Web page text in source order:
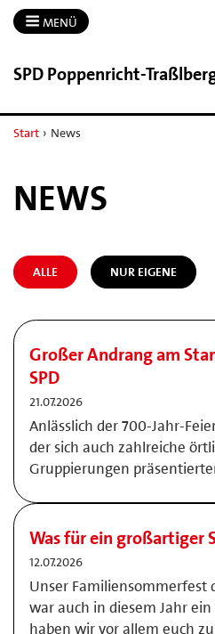
MENÜ
SPD Poppenricht-​
Start › News
NEWS
ALLE NUR EIGENE
Großer Andrang am
SPD
21.07.2026
Anlässlich der 700-Jahr-
der sich auch zahlreiche
Gruppierungen
Was für ein großartiger
12.07.2026
Unser Familiensommerfest
war auch in diesem Jahr
haben wir vor allem euch